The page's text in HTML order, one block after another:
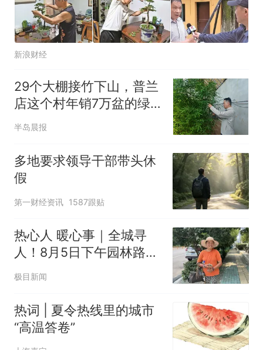
新浪财经
29个大棚接竹下山，普兰
店这个村年销7万盆的绿
色银行已见效
半岛晨报
多地要求领导干部带头休
假
第一财经资讯 1587跟贴
热心人 暖心事｜全城寻
人！8月5日下午园林路地
铁站A口附近十字路口，
极目新闻
热词 | 夏令热线里的城市
“高温答卷”